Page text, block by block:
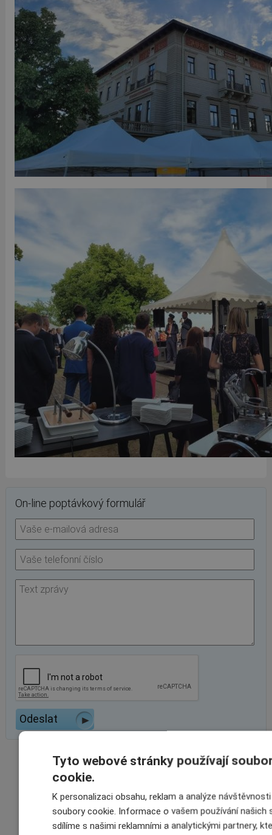
On-line poptávkový formulář
VÝHODY SPOLUPRÁCE
ON-LINE ROZHRANÍ
Tyto webové stránky používají
cookie.
K personalizaci obsahu, reklam a analýze
soubory cookie. Informace o vašem používání našich
sdílíme s našimi reklamními a analytickými partnery,